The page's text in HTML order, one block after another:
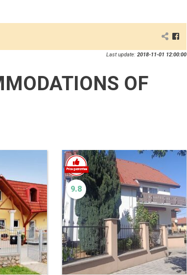
Last update: 2018-11-01 12:00:00
OF
9.8